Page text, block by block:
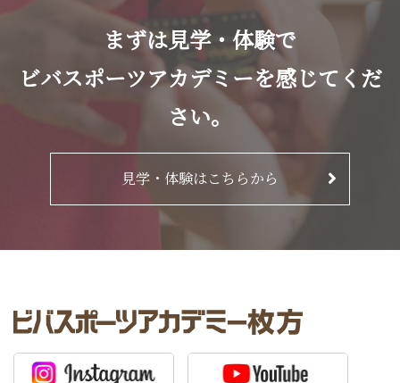
まずは見学・体験で
ビバスポーツアカデミーを感じてくだ
さい。
見学・体験はこちらから